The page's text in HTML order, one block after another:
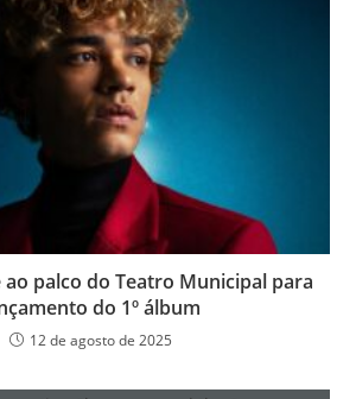
ao palco do Teatro Municipal para
do 1º álbum
12 de agosto de 2025